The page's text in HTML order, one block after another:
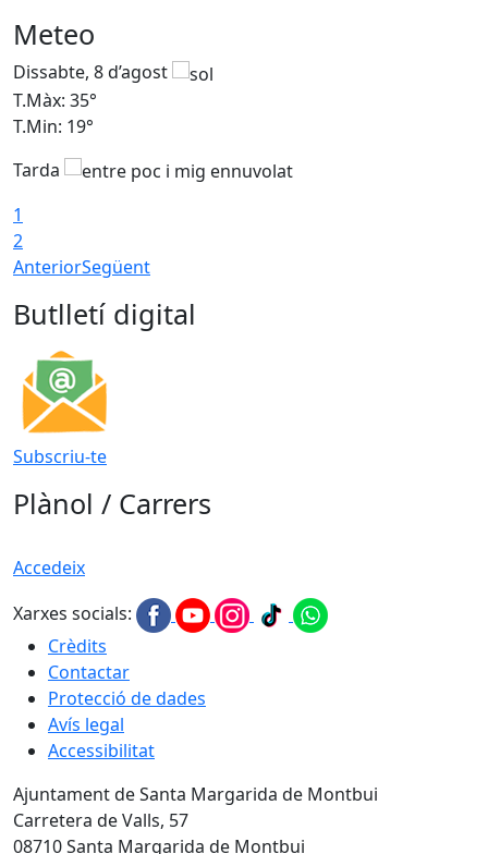
Meteo
Dissabte, 8 d’agost
T.Màx: 35°
T.Min: 19°
Tarda
1
2
AnteriorSegüent
Butlletí digital
Subscriu-te
Plànol / Carrers
Accedeix
Xarxes socials:
Crèdits
Contactar
Protecció de dades
Avís legal
Accessibilitat
Ajuntament de Santa Margarida de Montbui
Carretera de Valls, 57
08710 Santa Margarida de Montbui